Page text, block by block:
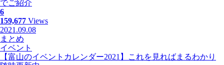
でご紹介
6
159,677 Views
2021.09.08
まとめ
イベント
【富山のイベントカレンダー2021】これを見ればまるわかり